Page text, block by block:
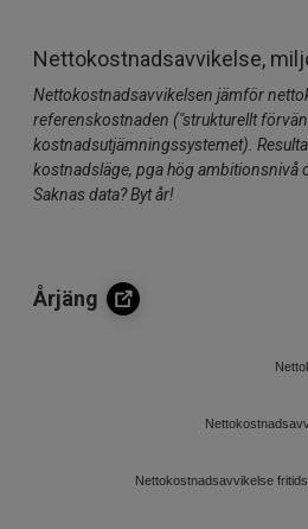
Nettokostnadsavvikelse,
Nettokostnadsavvikelsen jämför
referenskostnaden ("strukturellt
kostnadsutjämningssystemet).
kostnadsläge, pga hög ambitionsnivå
Saknas data? Byt år!
Årjäng
Nettokostnadsavvikelse